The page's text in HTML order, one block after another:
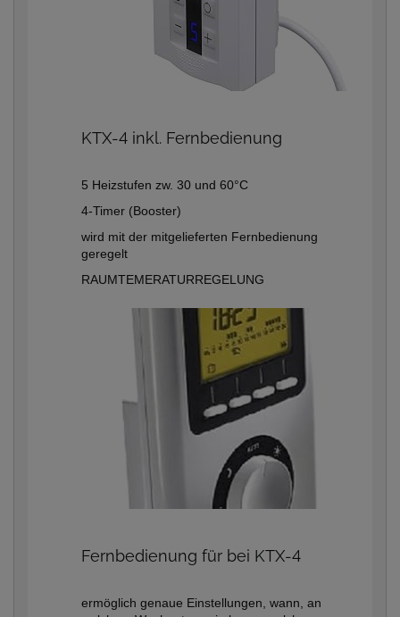
KTX-4 inkl. Fernbedienung
5 Heizstufen zw. 30 und 60°C
4-Timer (Booster)
wird mit der mitgelieferten Fernbedienung
geregelt
RAUMTEMERATURREGELUNG
Fernbedienung für bei KTX-4
ermöglich genaue Einstellungen, wann, an